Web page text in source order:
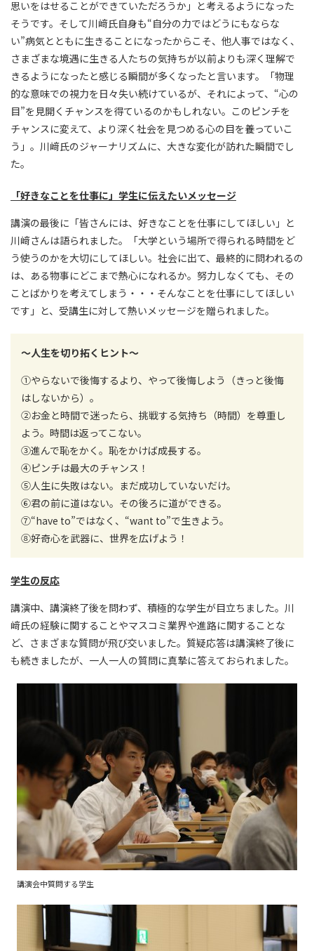
思いをはせることができていただろうか」と考えるようになった
そうです。そして川﨑氏自身も“自分の力ではどうにもならな
い”病気とともに生きることになったからこそ、他人事ではなく、
さまざまな境遇に生きる人たちの気持ちが以前よりも深く理解で
きるようになったと感じる瞬間が多くなったと言います。「物理
的な意味での視力を日々失い続けているが、それによって、“心の
目”を見開くチャンスを得ているのかもしれない。このピンチを
チャンスに変えて、より深く社会を見つめる心の目を養っていこ
う」。川﨑氏のジャーナリズムに、大きな変化が訪れた瞬間でし
た。
「好きなことを仕事に」学生に伝えたいメッセージ
講演の最後に「皆さんには、好きなことを仕事にしてほしい」と
川﨑さんは語られました。「大学という場所で得られる時間をど
う使うのかを大切にしてほしい。社会に出て、最終的に問われるの
は、ある物事にどこまで熱心になれるか。努力しなくても、その
ことばかりを考えてしまう・・・そんなことを仕事にしてほしい
です」と、受講生に対して熱いメッセージを贈られました。
～人生を切り拓くヒント～
①やらないで後悔するより、やって後悔しよう（きっと後悔
はしないから）。
②お金と時間で迷ったら、挑戦する気持ち（時間）を尊重し
よう。時間は返ってこない。
③進んで恥をかく。恥をかけば成長する。
④ピンチは最大のチャンス！
⑤人生に失敗はない。まだ成功していないだけ。
⑥君の前に道はない。その後ろに道ができる。
⑦“have to”ではなく、“want to”で生きよう。
⑧好奇心を武器に、世界を広げよう！
学生の反応
講演中、講演終了後を問わず、積極的な学生が目立ちました。川
﨑氏の経験に関することやマスコミ業界や進路に関することな
ど、さまざまな質問が飛び交いました。質疑応答は講演終了後に
も続きましたが、一人一人の質問に真摯に答えておられました。
講演会中質問する学生